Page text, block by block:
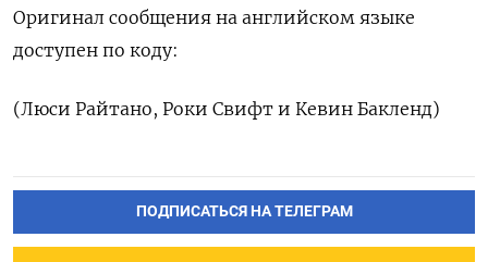
Оригинал сообщения на английском языке
доступен по коду:
(Люси Райтано, Роки Свифт и Кевин Бакленд)
ПОДПИСАТЬСЯ НА ТЕЛЕГРАМ